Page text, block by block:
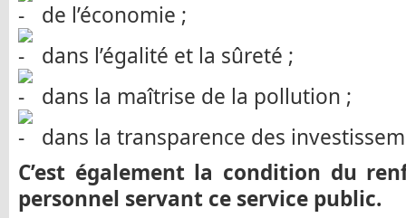
de l’économie ;
dans l’égalité et la sûreté ;
dans la maîtrise de la pollution ;
dans la transparence des
C’est également la condition du
personnel servant ce service public.